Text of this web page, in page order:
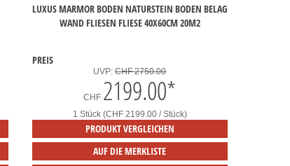
LUXUS MARMOR BODEN NATURSTEIN BODEN BELAG
WAND FLIESEN FLIESE 40X60CM 20M2
PREIS
UVP:CHF 2750.00
CHF 2199.00*
1 Stück (CHF 2199.00 / Stück)
PRODUKT VERGLEICHEN
AUF DIE MERKLISTE